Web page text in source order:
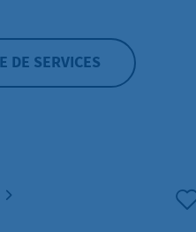
DE SERVICES